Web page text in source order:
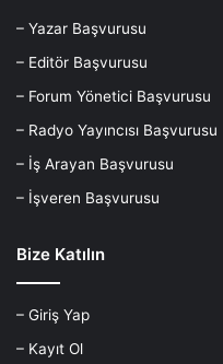
– Yazar Başvurusu
– Editör Başvurusu
– Forum Yönetici Başvurusu
– Radyo Yayıncısı Başvurusu
– İş Arayan Başvurusu
– İşveren Başvurusu
Bize Katılın
– Giriş Yap
– Kayıt Ol